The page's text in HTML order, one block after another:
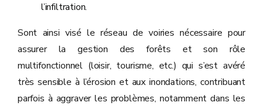
l’infiltration.
Sont ainsi visé le réseau de voiries nécessaire pour
assurer la gestion des forêts et son rôle
multifonctionnel (loisir, tourisme, etc.) qui s’est avéré
très sensible à l’érosion et aux inondations, contribuant
parfois à aggraver les problèmes, notamment dans les